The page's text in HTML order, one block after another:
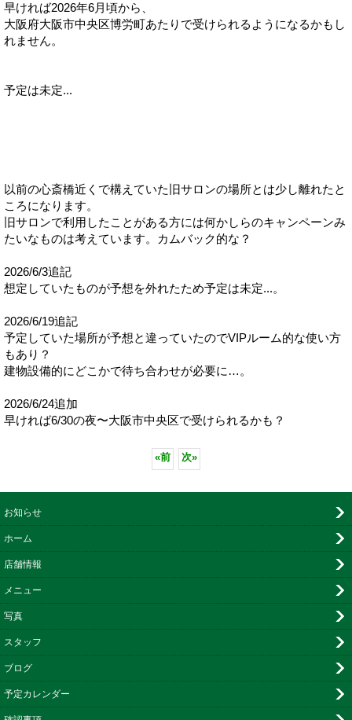
早ければ2026年6月頃から、
大阪府大阪市中央区博労町あたりで受けられるようになるかもし
れません。
予定は未定...
以前の心斎橋近くで構えていた旧サロンの場所とは少し離れたと
ころになります。
旧サロンで利用したことがある方には何かしらのキャンペーンみ
たいなものは考えています。カムバック的な？
2026/6/3追記
想定していたものが予想を外れたため予定は未定...。
2026/6/19追記
予定していた場所が予想と違っていたのでVIPルーム的な使い方
もあり？
建物設備的にどこかで待ち合わせが必要に…。
2026/6/24追加
早ければ6/30の夜〜大阪市中央区で受けられるかも？
«前 次»
お知らせ
ホーム
店舗情報
メニュー
写真
スタッフ
ブログ
予定カレンダー